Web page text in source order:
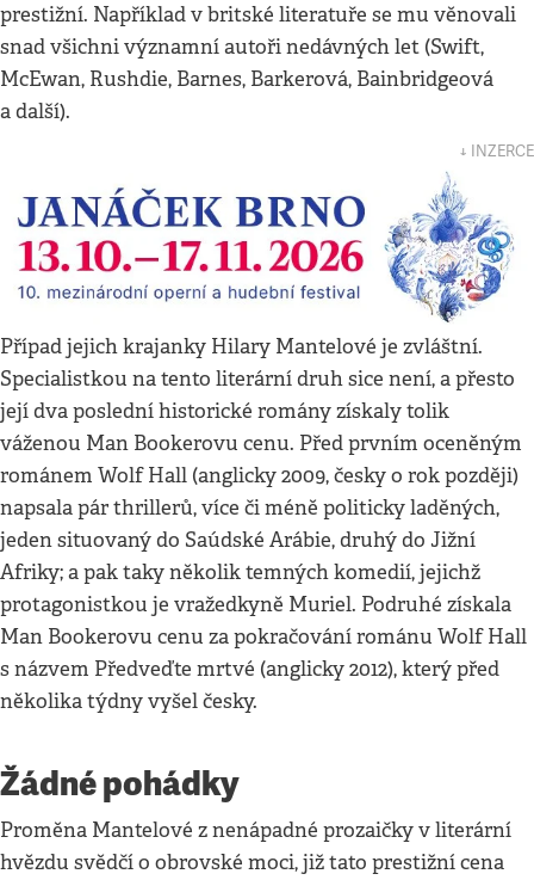
prestižní. Například v britské literatuře se mu věnovali
snad všichni významní autoři nedávných let (Swift,
McEwan, Rushdie, Barnes, Barkerová, Bainbridgeová
a další).
↓ INZERCE
Případ jejich krajanky Hilary Mantelové je zvláštní.
Specialistkou na tento literární druh sice není, a přesto
její dva poslední historické romány získaly tolik
váženou Man Bookerovu cenu. Před prvním oceněným
románem Wolf Hall (anglicky 2009, česky o rok později)
napsala pár thrillerů, více či méně politicky laděných,
jeden situovaný do Saúdské Arábie, druhý do Jižní
Afriky; a pak taky několik temných komedií, jejichž
protagonistkou je vražedkyně Muriel. Podruhé získala
Man Bookerovu cenu za pokračování románu Wolf Hall
s názvem Předveďte mrtvé (anglicky 2012), který před
několika týdny vyšel česky.
Žádné pohádky
Proměna Mantelové z nenápadné prozaičky v literární
hvězdu svědčí o obrovské moci, již tato prestižní cena